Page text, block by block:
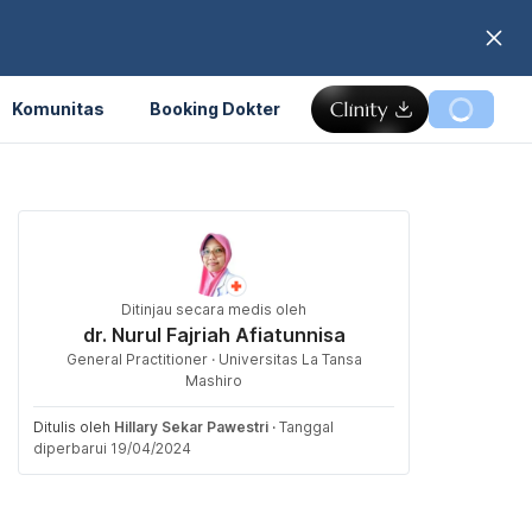
Komunitas Booking Dokter
Ditinjau secara medis oleh
dr. Nurul Fajriah Afiatunnisa
General Practitioner · Universitas La Tansa
Mashiro
Ditulis oleh Hillary Sekar Pawestri · Tanggal
diperbarui 19/04/2024